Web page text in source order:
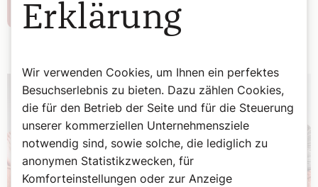
Weiterlesen
Erklärung
Wir verwenden Cookies, um Ihnen ein perfektes
Besuchserlebnis zu bieten. Dazu zählen Cookies,
die für den Betrieb der Seite und für die Steuerung
unserer kommerziellen Unternehmensziele
notwendig sind, sowie solche, die lediglich zu
anonymen Statistikzwecken, für
Komforteinstellungen oder zur Anzeige